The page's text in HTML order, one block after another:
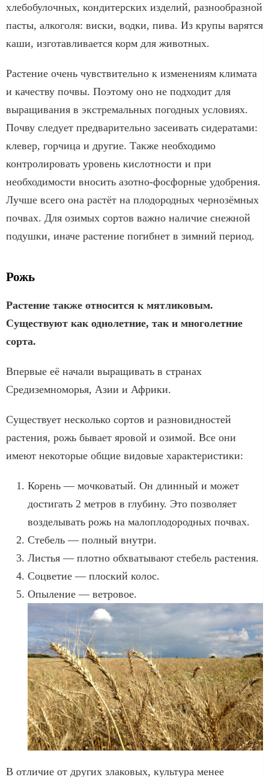
хлебобулочных, кондитерских изделий, разнообразной
пасты, алкоголя: виски, водки, пива. Из крупы варятся
каши, изготавливается корм для животных.
Растение очень чувствительно к изменениям климата
и качеству почвы. Поэтому оно не подходит для
выращивания в экстремальных погодных условиях.
Почву следует предварительно засеивать сидератами:
клевер, горчица и другие. Также необходимо
контролировать уровень кислотности и при
необходимости вносить азотно-фосфорные удобрения.
Лучше всего она растёт на плодородных чернозёмных
почвах. Для озимых сортов важно наличие снежной
подушки, иначе растение погибнет в зимний период.
Рожь
Растение также относится к мятликовым.
Существуют как однолетние, так и многолетние
сорта.
Впервые её начали выращивать в странах
Средиземноморья, Азии и Африки.
Существует несколько сортов и разновидностей
растения, рожь бывает яровой и озимой. Все они
имеют некоторые общие видовые характеристики:
Корень — мочковатый. Он длинный и может
достигать 2 метров в глубину. Это позволяет
возделывать рожь на малоплодородных почвах.
Стебель — полный внутри.
Листья — плотно обхватывают стебель растения.
Соцветие — плоский колос.
Опыление — ветровое.
В отличие от других злаковых, культура менее